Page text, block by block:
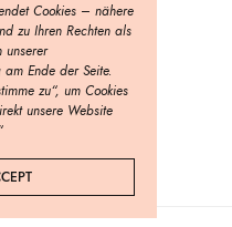
Cookies – nähere
zu Ihren Rechten als
unserer
Ende der Seite.
zu“, um Cookies
unsere Website